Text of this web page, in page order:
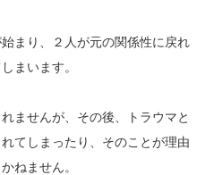
まり、２人が元の関係性に戻れ
まいます。
ませんが、その後、トラウマと
てしまったり、そのことが理由
ねません。